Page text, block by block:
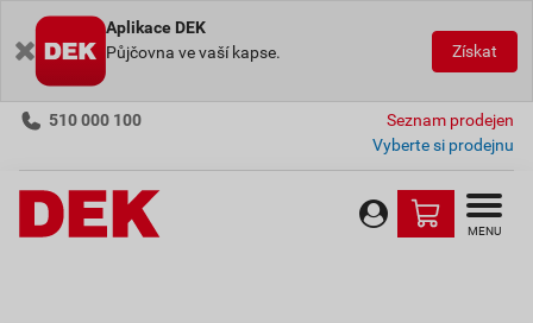
Aplikace DEK
Půjčovna ve vaší kapse.
Získat
510 000 100
Seznam prodejen
Vyberte si prodejnu
MENU